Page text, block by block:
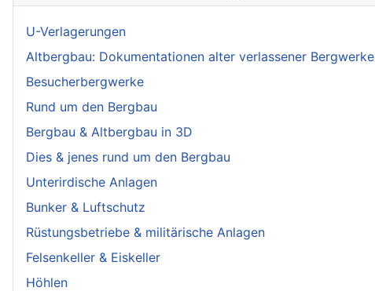
U-Verlagerungen
Altbergbau: Dokumentationen alter verlassener Bergwerke
Besucherbergwerke
Rund um den Bergbau
Bergbau & Altbergbau in 3D
Dies & jenes rund um den Bergbau
Unterirdische Anlagen
Bunker & Luftschutz
Rüstungsbetriebe & militärische Anlagen
Felsenkeller & Eiskeller
Höhlen